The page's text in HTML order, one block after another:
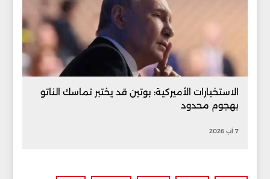
الاستخبارات الأميركية: بوتين قد يختبر تماسك الناتو
بهجوم محدود
7 آب 2026